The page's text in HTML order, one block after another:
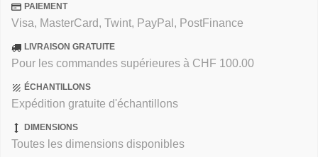
PAIEMENT
Visa, MasterCard, Twint, PayPal, PostFinance
LIVRAISON GRATUITE
Pour les commandes supérieures à CHF 100.00
ÉCHANTILLONS
Expédition gratuite d'échantillons
DIMENSIONS
Toutes les dimensions disponibles